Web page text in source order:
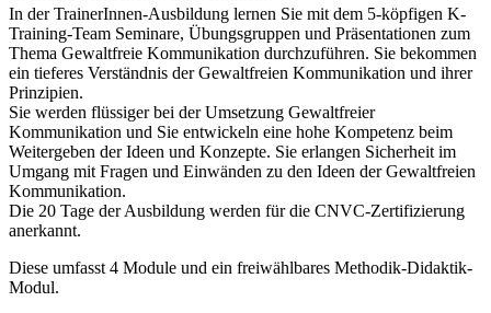
In der TrainerInnen-Ausbildung lernen Sie mit dem 5-köpfigen K-
Training-Team Seminare, Übungsgruppen und Präsentationen zum
Thema Gewaltfreie Kommunikation durchzuführen. Sie bekommen
ein tieferes Verständnis der Gewaltfreien Kommunikation und ihrer
Prinzipien.
Sie werden flüssiger bei der Umsetzung Gewaltfreier
Kommunikation und Sie entwickeln eine hohe Kompetenz beim
Weitergeben der Ideen und Konzepte. Sie erlangen Sicherheit im
Umgang mit Fragen und Einwänden zu den Ideen der Gewaltfreien
Kommunikation.
Die 20 Tage der Ausbildung werden für die CNVC-Zertifizierung
anerkannt.
Diese umfasst 4 Module und ein freiwählbares Methodik-Didaktik-
Modul.